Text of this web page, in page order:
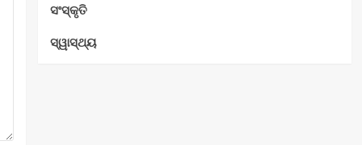
ସଂସ୍କୃତି
ସ୍ୱାସ୍ଥ୍ୟ